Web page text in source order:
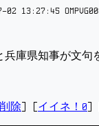
02 13:27:45
兵庫県知事が文句
削除 イイネ！0